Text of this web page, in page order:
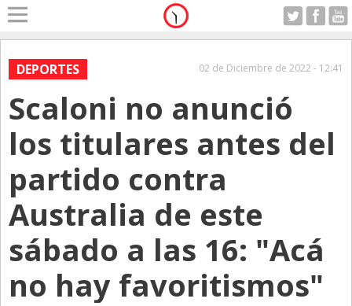
Home
A Motor
Alerta
Anticipo
Campo
Carrera & Emprendedores
Club House
Con Estilo
De Bolsillo
DEPORTES 02 de Diciembre de 2022 - 12:41
Scaloni no anunció
los titulares antes del
partido contra
Australia de este
sábado a las 16: "Acá
no hay favoritismos"